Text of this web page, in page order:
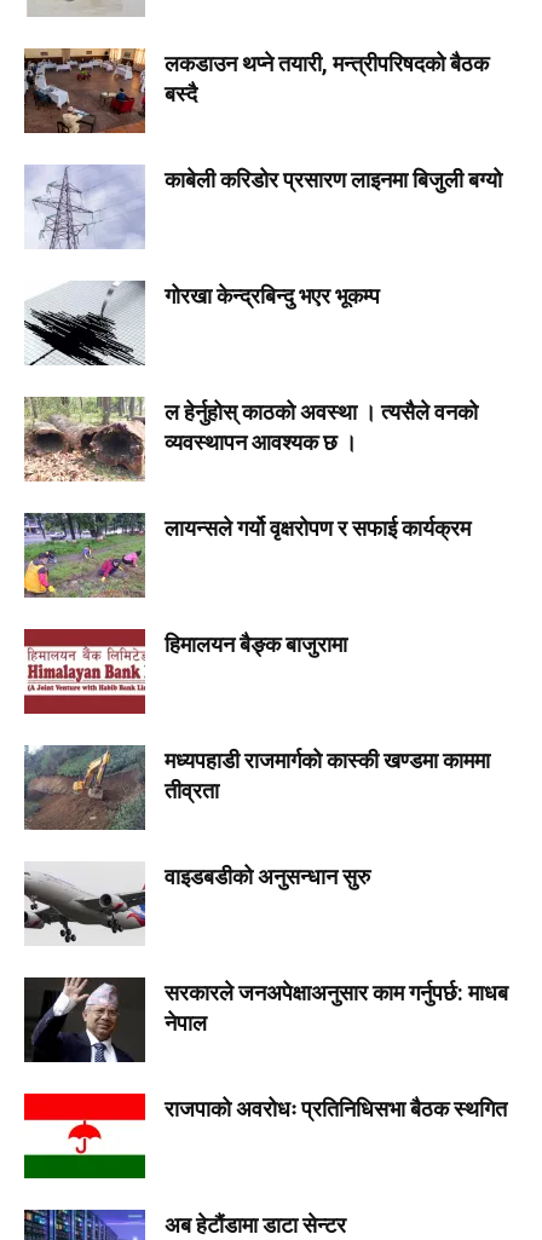
लकडाउन थप्ने तयारी, मन्त्रीपरिषदको बैठक
बस्दै
काबेली करिडोर प्रसारण लाइनमा बिजुली बग्यो
गोरखा केन्द्रबिन्दु भएर भूकम्प
ल हेर्नुहोस् काठको अवस्था । त्यसैले वनको
व्यवस्थापन आवश्यक छ ।
लायन्सले गर्यो वृक्षरोपण र सफाई कार्यक्रम
हिमालयन बैङ्क बाजुरामा
मध्यपहाडी राजमार्गको कास्की खण्डमा काममा
तीव्रता
वाइडबडीको अनुसन्धान सुरु
सरकारले जनअपेक्षाअनुसार काम गर्नुपर्छ: माधब
नेपाल
राजपाको अवरोधः प्रतिनिधिसभा बैठक स्थगित
अब हेटौंडामा डाटा सेन्टर